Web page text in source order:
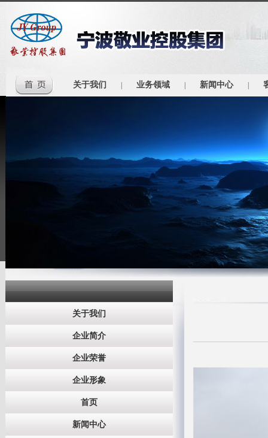
关于我们 业务领域 新闻中心|
关于我们
企业简介
企业荣誉
企业形象
首页
新闻中心